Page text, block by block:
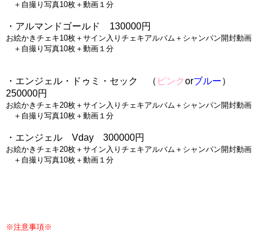
＋自撮り写真10枚＋動画１分
・アルマンドゴールド　130000円
お絵かきチェキ10枚＋サイン入りチェキアルバム＋シャンパン開封動画
＋自撮り写真10枚＋動画１分
・エンジェル・ドゥミ・セック　（ ピンクorブルー）
250000円
お絵かきチェキ20枚＋サイン入りチェキアルバム＋シャンパン開封動画
＋自撮り写真10枚＋動画１分
・エンジェル　Vday　300000円
お絵かきチェキ20枚＋サイン入りチェキアルバム＋シャンパン開封動画
＋自撮り写真10枚＋動画１分
※注意事項※